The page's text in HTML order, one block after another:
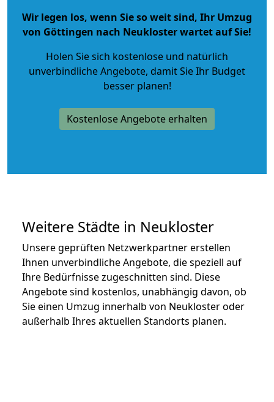
Wir legen los, wenn Sie so weit sind, Ihr Umzug
von Göttingen nach Neukloster wartet auf Sie!
Holen Sie sich kostenlose und natürlich
unverbindliche Angebote, damit Sie Ihr Budget
besser planen!
Kostenlose Angebote erhalten
Weitere Städte in Neukloster
Unsere geprüften Netzwerkpartner erstellen
Ihnen unverbindliche Angebote, die speziell auf
Ihre Bedürfnisse zugeschnitten sind. Diese
Angebote sind kostenlos, unabhängig davon, ob
Sie einen Umzug innerhalb von Neukloster oder
außerhalb Ihres aktuellen Standorts planen.